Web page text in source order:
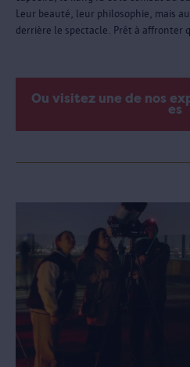
Leur beauté, leur philosophie, mais
derrière le spectacle. Prêt à affronter
Ou visitez une de nos
es